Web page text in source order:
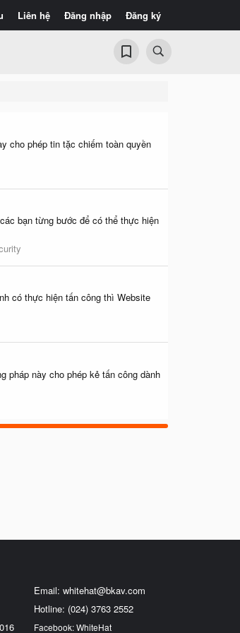
Liên hệ Đăng nhập Đăng ký
cho phép tin tặc chiếm toàn quyền
bạn từng bước để có thể thực hiện
có thực hiện tấn công thì Website
pháp này cho phép kẻ tấn công dành
Email: whitehat@bkav.com
Hotline: (024) 3763 2552
Facebook: WhiteHat